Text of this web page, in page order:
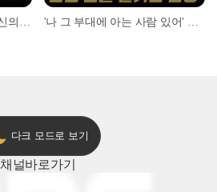
다크 모드로 보기
채널바로가기